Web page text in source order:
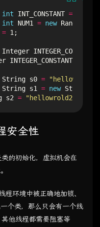
int INT_CONSTANT =
int NUM1 = new Random
= 1 ;
Integer INTEGER_CONSTANT1
INTEGER_CONSTANT2
String s0 = "helloworld0"
String s1 = new String
s2 = "hellowrold2"
安全性
的初始化，虚拟机会在
程环境中被正确地加锁、
个类，那么只会有一个线
他线程都需要阻塞等